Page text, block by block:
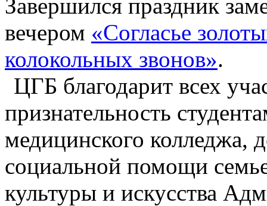
Завершился праздник
вечером «Согласье
колокольных звонов».
ЦГБ благодарит всех
признательность
медицинского колледжа,
социальной помощи
культуры и искусства